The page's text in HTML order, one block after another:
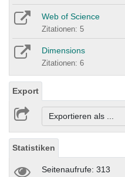
Web of Science
Zitationen: 5
Dimensions
Zitationen: 6
Export
Exportieren als ...
Statistiken
Seitenaufrufe: 313